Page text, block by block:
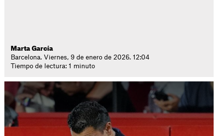
Marta García
Barcelona. Viernes, 9 de enero de 2026. 12:04
Tiempo de lectura: 1 minuto